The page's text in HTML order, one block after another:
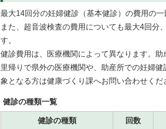
最大14回分の妊婦健診（基本健診）の費用の一
また、超音波検査の費用についても最大4回分
す。
健診費用は、医療機関によって異なります。助
里帰りで県外の医療機関や、助産所での妊婦
象となる方は健康づくり課へお問い合わせくだ
健診の種類一覧
健診の種類 回数